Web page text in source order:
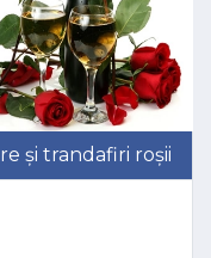
și trandafiri roșii